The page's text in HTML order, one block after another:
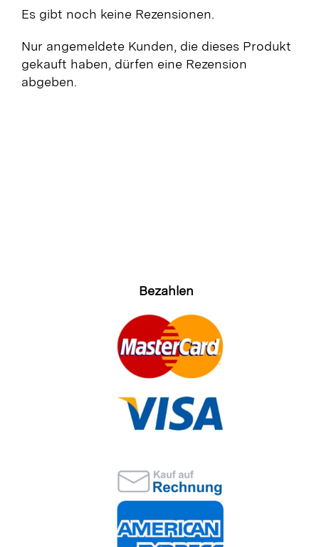
Es gibt noch keine Rezensionen.
Nur angemeldete Kunden, die dieses Produkt
gekauft haben, dürfen eine Rezension
abgeben.
Bezahlen